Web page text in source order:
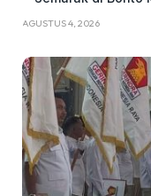
AGUSTUS 4, 2026